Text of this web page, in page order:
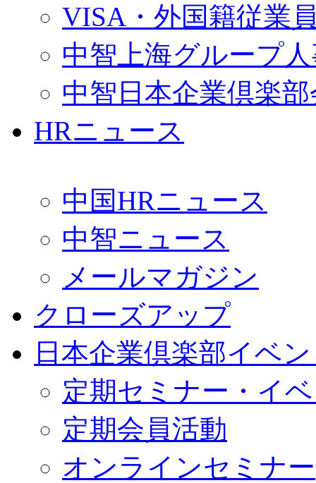
VISA・外国籍従業
中智上海グループ
中智日本企業倶楽
HRニュース
中国HRニュース
中智ニュース
メールマガジン
クローズアップ
日本企業倶楽部イベ
定期セミナー・イ
定期会員活動
オンラインセミナー